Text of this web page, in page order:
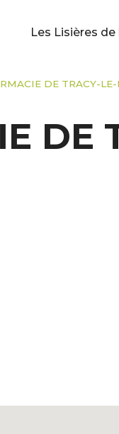
Les Lisières de
DE TRACY-
DE